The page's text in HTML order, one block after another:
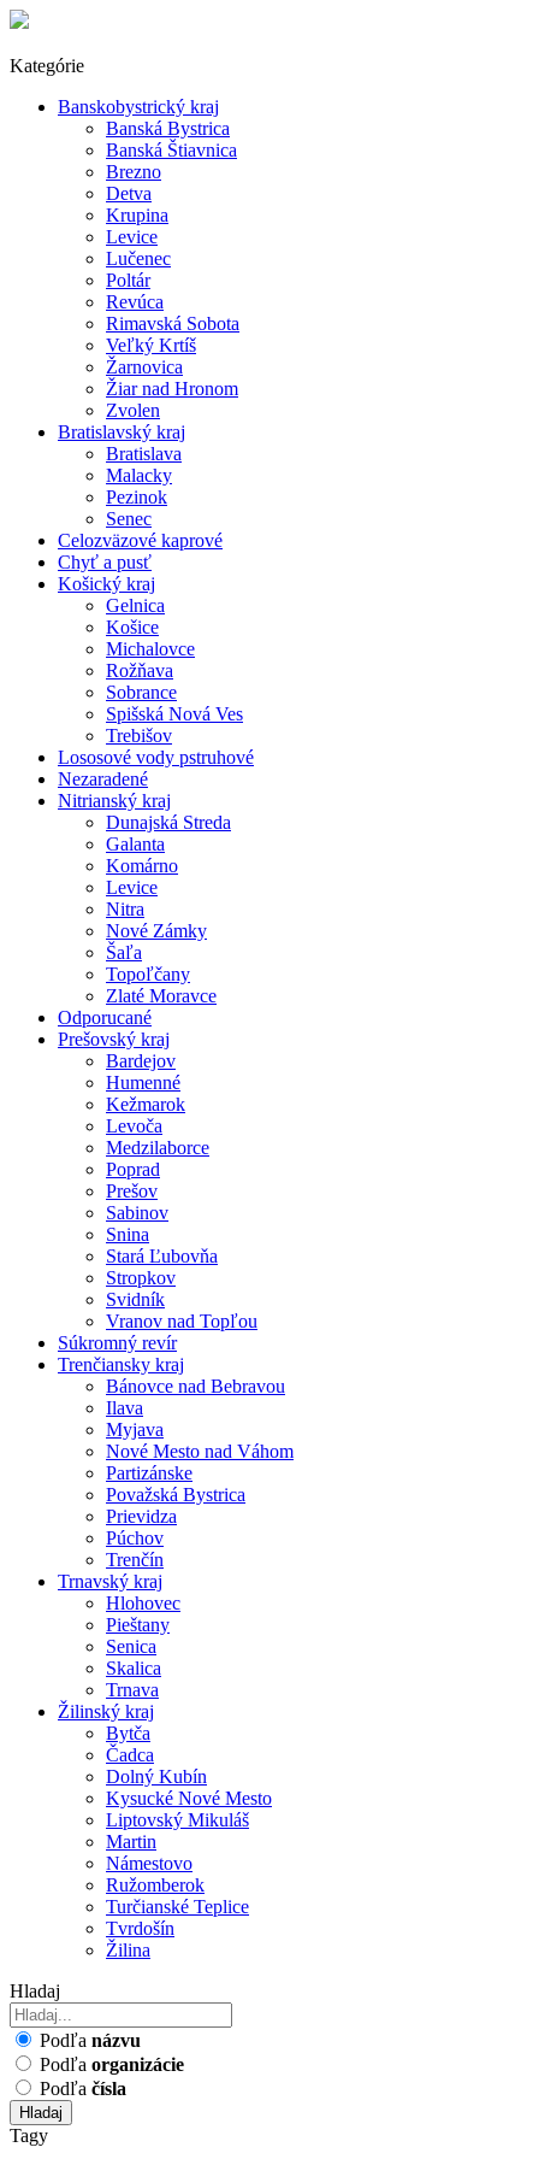
Kategórie
Banskobystrický kraj
Banská Bystrica
Banská Štiavnica
Brezno
Detva
Krupina
Levice
Lučenec
Poltár
Revúca
Rimavská Sobota
Veľký Krtíš
Žarnovica
Žiar nad Hronom
Zvolen
Bratislavský kraj
Bratislava
Malacky
Pezinok
Senec
Celozväzové kaprové
Chyť a pusť
Košický kraj
Gelnica
Košice
Michalovce
Rožňava
Sobrance
Spišská Nová Ves
Trebišov
Lososové vody pstruhové
Nezaradené
Nitrianský kraj
Dunajská Streda
Galanta
Komárno
Levice
Nitra
Nové Zámky
Šaľa
Topoľčany
Zlaté Moravce
Odporucané
Prešovský kraj
Bardejov
Humenné
Kežmarok
Levoča
Medzilaborce
Poprad
Prešov
Sabinov
Snina
Stará Ľubovňa
Stropkov
Svidník
Vranov nad Topľou
Súkromný revír
Trenčiansky kraj
Bánovce nad Bebravou
Ilava
Myjava
Nové Mesto nad Váhom
Partizánske
Považská Bystrica
Prievidza
Púchov
Trenčín
Trnavský kraj
Hlohovec
Pieštany
Senica
Skalica
Trnava
Žilinský kraj
Bytča
Čadca
Dolný Kubín
Kysucké Nové Mesto
Liptovský Mikuláš
Martin
Námestovo
Ružomberok
Turčianské Teplice
Tvrdošín
Žilina
Hladaj
Podľa názvu
Podľa organizácie
Podľa čísla
Hladaj
Tagy